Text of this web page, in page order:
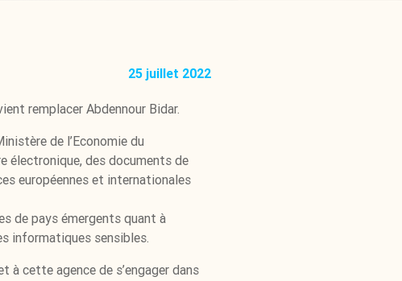
25 juillet 2022
remplacer Abdennour Bidar.
de l’Economie du
électronique, des documents de
européennes et internationales
de pays émergents quant à
informatiques sensibles.
à cette agence de s’engager dans